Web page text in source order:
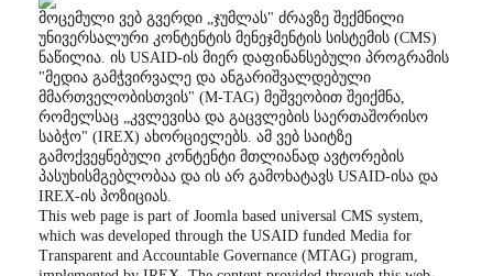
მოცემული ვებ გვერდი „ჯუმლას" ძრავზე შექმნილი
უნივერსალური კონტენტის მენეჯმენტის სისტემის (CMS)
ნაწილია. ის USAID-ის მიერ დაფინანსებული პროგრამის
"მედია გამჭვირვალე და ანგარიშვალდებული
მმართველობისთვის" (M-TAG) მეშვეობით შეიქმნა,
რომელსაც „კვლევისა და გაცვლების საერთაშორისო
საბჭო" (IREX) ახორციელებს. ამ ვებ საიტზე
გამოქვეყნებული კონტენტი მთლიანად ავტორების
პასუხისმგებლობაა და ის არ გამოხატავს USAID-ისა და
IREX-ის პოზიციას.
This web page is part of Joomla based universal CMS system,
which was developed through the USAID funded Media for
Transparent and Accountable Governance (MTAG) program,